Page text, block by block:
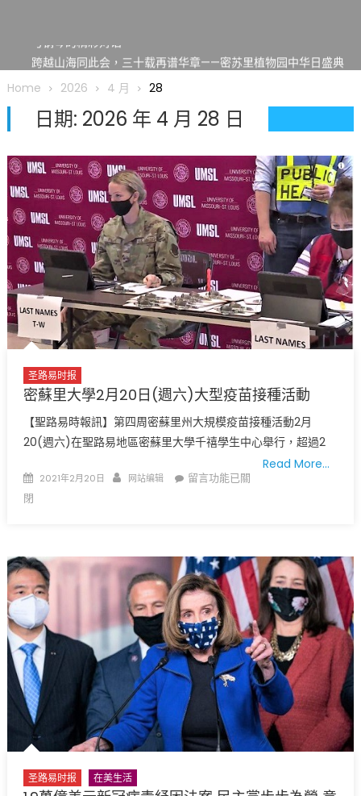
跨越山海同此会，三十载再谱华章——密苏里植物园中华日盛典
圣路易龙舟俱乐部5月16日龙舟体验日 邀请各界亲身体验划行乐
趣 + 水上竞速魅力
执掌密苏里植物园近四十年 致力推动全球植物多样性研究与中美
合作 Peter Raven 博士逝世 享年89岁
一晃三十年，初夏又相逢。中华日，等你来赴约 —— 密苏里植物
园“中华日三十周年特别报道（五）
筝声与琴韵交汇：刘励(Li Statler)与钢琴家Darek演绎一场古筝
与钢琴的精彩对话
Home 2026 4 月 28
日期: 2026 年 4 月 28 日
圣路易时报
密蘇里大學2月20日(週六)大型疫苗接種活動
【聖路易時報訊】第四周密蘇里州大規模疫苗接種活動2月
20(週六)在聖路易地區密蘇里大學千禧學生中心舉行，超過2
Read More…
Posted
2021年2月20日 Author
网站编辑
在
學
2
月
20
日
(週
六)
大
疫
苗
種
留言功能已關
閉
圣路易时报 在美生活